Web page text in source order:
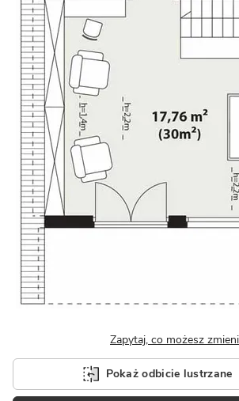
Zapytaj, co możesz
Pokaż odbicie lustrzane